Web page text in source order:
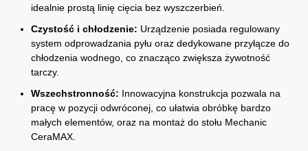
idealnie prostą linię cięcia bez wyszczerbień.
Czystość i chłodzenie: Urządzenie posiada regulowany
system odprowadzania pyłu oraz dedykowane przyłącze do
chłodzenia wodnego, co znacząco zwiększa żywotność
tarczy.
Wszechstronność: Innowacyjna konstrukcja pozwala na
pracę w pozycji odwróconej, co ułatwia obróbkę bardzo
małych elementów, oraz na montaż do stołu Mechanic
CeraMAX.